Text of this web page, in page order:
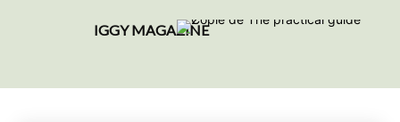
IGGY MAGAZINE